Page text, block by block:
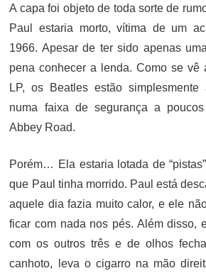
A capa foi objeto de toda sorte de
Paul estaria morto, vítima de um
1966. Apesar de ter sido apenas
pena conhecer a lenda. Como se vê
LP, os Beatles estão simplesmente
numa faixa de segurança a
Abbey Road.
Porém… Ela estaria lotada de
que Paul tinha morrido. Paul está
aquele dia fazia muito calor, e ele
ficar com nada nos pés. Além disso,
com os outros três e de olhos
canhoto, leva o cigarro na mão